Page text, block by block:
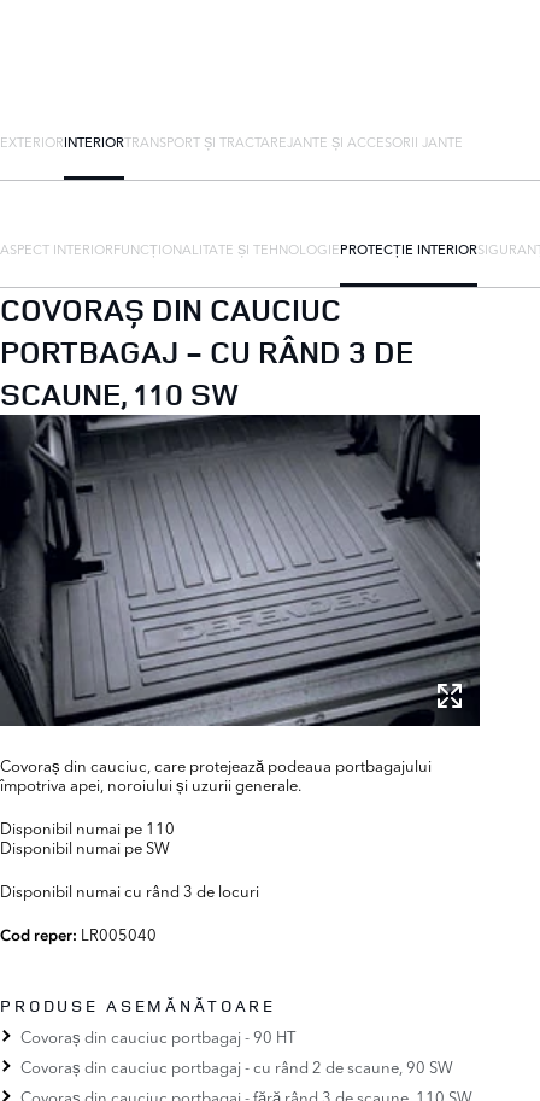
EXTERIORINTERIORTRANSPORT ȘI TRACTAREJANTE ȘI ACCESORII JANTE
ASPECT INTERIORFUNCȚIONALITATE ȘI TEHNOLOGIEPROTECȚIE INTERIOR
COVORAȘ DIN CAUCIUC
PORTBAGAJ - CU RÂND 3 DE
SCAUNE, 110 SW
Covoraș din cauciuc, care protejează podeaua portbagajului
împotriva apei, noroiului și uzurii generale.
Disponibil numai pe 110
Disponibil numai pe SW
Disponibil numai cu rând 3 de locuri
Cod reper: LR005040
PRODUSE ASEMĂNĂTOARE
Covoraș din cauciuc portbagaj - 90 HT
Covoraș din cauciuc portbagaj - cu rând 2 de scaune, 90 SW
Covoraș din cauciuc portbagaj - fără rând 3 de scaune, 110 SW